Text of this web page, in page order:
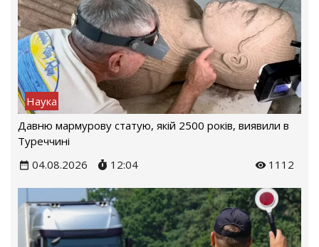
Наука
Давню мармурову статую, якій 2500 років, виявили в
Туреччині
04.08.2026
12:04 1112